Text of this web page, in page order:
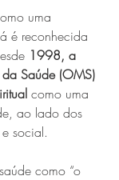
uma
é reconhecida
1998, a
Saúde (OMS)
como uma
ao lado dos
social.
como “o